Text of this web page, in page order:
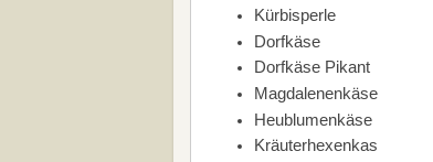
Kürbisperle
Dorfkäse
Dorfkäse Pikant
Magdalenenkäse
Heublumenkäse
Kräuterhexenkas